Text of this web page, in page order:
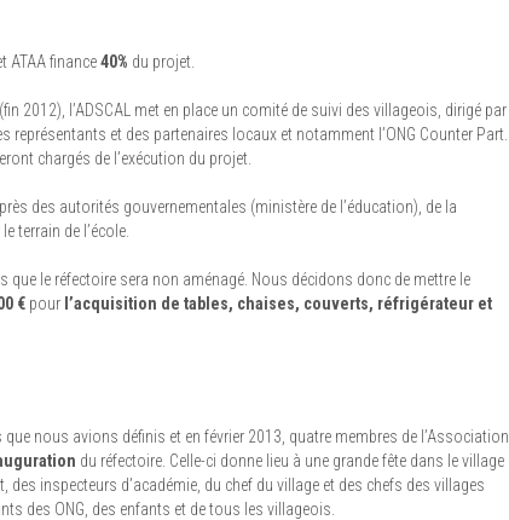
et ATAA finance40% du projet.
2012), l’ADSCAL met en place un comité de suivi des villageois, dirigé par
représentants et des partenaires locaux et notamment l’ONG Counter Part.
chargés de l’exécution du projet.
des autorités gouvernementales (ministère de l’éducation), de la
terrain de l’école.
le réfectoire sera non aménagé. Nous décidons donc de mettre le
€ pour l’acquisition de tables, chaises, couverts, réfrigérateur et
nous avions définis et en février 2013, quatre membres de l’Association
du réfectoire. Celle-ci donne lieu à une grande fête dans le village
des inspecteurs d’académie, du chef du village et des chefs des villages
des ONG, des enfants et de tous les villageois.